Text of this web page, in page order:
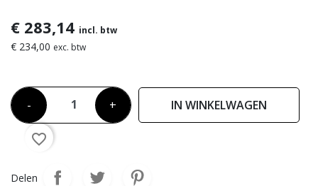
€ 283,14 incl. btw
€ 234,00 exc. btw
- + IN WINKELWAGEN
favorite_border
Delen